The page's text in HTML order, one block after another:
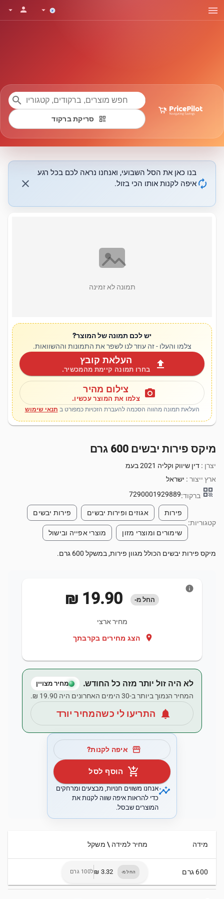
menu
arrow_drop_down
person
arrow_drop_down
search
qr_code סריקת ברקוד
autorenew
בנו כאן את הסל השבועי, ואנחנו נראה לכם בכל רגע
איפה לקנות אותו הכי בזול.
close
תמונה לא זמינה
יש לכם תמונה של המוצר?
צלמו והעלו - זה עוזר לנו לשפר את התמונות וההשוואות.
upload העלאת קובץ
בחרו תמונה קיימת מהמכשיר.
photo_camera צילום מהיר
צלמו את המוצר עכשיו.
העלאת תמונה מהווה הסכמה להעברת הזכויות כמפורט ב תנאי שימוש
מיקס פירות יבשים 600 גרם
יצרן : דין שיווק וקליה 2021 בעמ
ארץ ייצור : ישראל
qr_code ברקוד:7290001929889
קטגוריות:
פירות אגוזים ופירות יבשים פירות יבשים
שימורים ומוצרי מזון מוצרי אפייה ובישול
מיקס פירות יבשים הכולל מגוון פירות, במשקל 600 גרם.
החל מ-
מחיר ארצי
location_on הצג מחירים בקרבתך
info
לא היה זול יותר מזה כל החודש. מחיר מצויין
המחיר הנמוך ביותר ב-30 הימים האחרונים היה ‏19.90 ‏₪.
notifications התריעו לי כשהמחיר יורד
storefront איפה לקנות?
add_shopping_cart הוסף לסל
insightsאנחנו משווים חנויות, מבצעים ומרחקים
כדי להראות איפה שווה לקנות את
המוצרים שבסל.
מידה מחיר למידה \ משקל
600 גרם החל מ- ל100 גרם